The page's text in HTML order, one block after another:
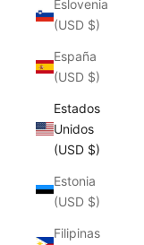
Eslovenia
(USD $)
España
(USD $)
Estados
Unidos
(USD $)
Estonia
(USD $)
Filipinas